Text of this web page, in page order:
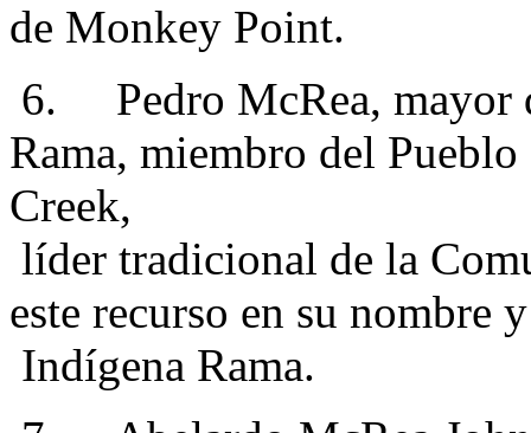
de Monkey Point.
6. Pedro McRea, mayor
Rama, miembro del
Creek,
líder tradicional de la
este recurso en su nombre
Indígena Rama.